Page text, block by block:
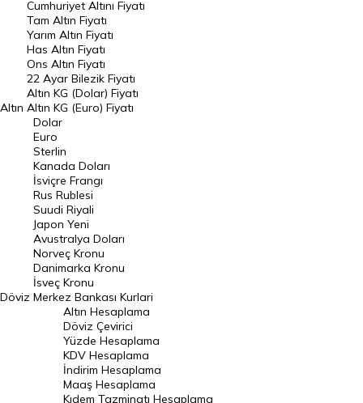
Endeksler
DÖVİZ
Döviz Kuru
Dolar Kuru
Euro Kuru
Pound Kuru
Frank Kuru
Riyal Kuru
Avustralya Doları
Danimarka Kronu Kuru
Kanada Doları Kuru
Norveç Kronu Kuru
İsveç Kronu Kuru
Japon Yeni Kuru
Serbest Piyasa Döviz Kurları
Altın
Cumhuriyet Altını Fiyatı
Tam Altın Fiyatı
Yarım Altın Fiyatı
Has Altın Fiyatı
Ons Altın Fiyatı
22 Ayar Bilezik Fiyatı
Altın KG (Dolar) Fiyatı
Altın KG (Euro) Fiyatı
Döviz
Dolar
Euro
Sterlin
Kanada Doları
İsviçre Frangı
Rus Rublesi
Suudi Riyali
Japon Yeni
Avustralya Doları
Norveç Kronu
Danimarka Kronu
İsveç Kronu
Merkez Bankası Kurlari
Altın Hesaplama
Döviz Çevirici
Yüzde Hesaplama
KDV Hesaplama
İndirim Hesaplama
Maaş Hesaplama
Kıdem Tazminatı Hesaplama